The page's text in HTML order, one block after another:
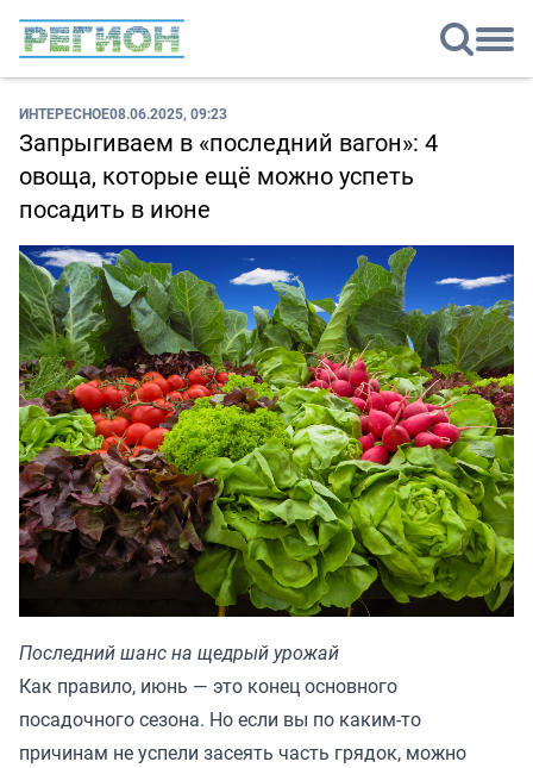
ИНТЕРЕСНОЕ08.06.2025, 09:23
Запрыгиваем в «последний вагон»: 4
овоща, которые ещё можно успеть
посадить в июне
Последний шанс на щедрый урожай
Как правило, июнь — это конец основного
посадочного сезона. Но если вы по каким-то
причинам не успели засеять часть грядок, можно